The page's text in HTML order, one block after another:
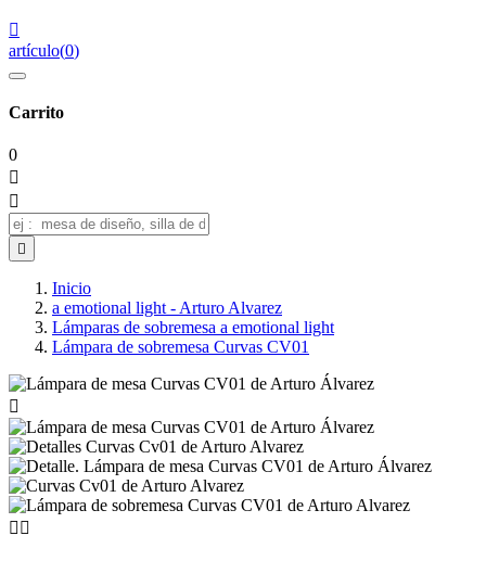

artículo(0)
Carrito
0



Inicio
a emotional light - Arturo Alvarez
Lámparas de sobremesa a emotional light
Lámpara de sobremesa Curvas CV01

 